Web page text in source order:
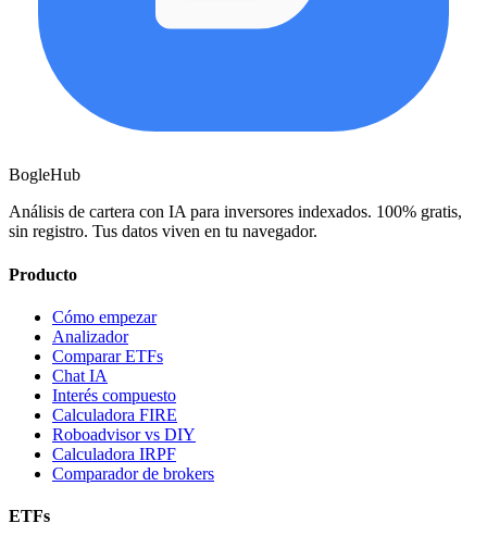
BogleHub
Análisis de cartera con IA para inversores indexados. 100% gratis,
sin registro. Tus datos viven en tu navegador.
Producto
Cómo empezar
Analizador
Comparar ETFs
Chat IA
Interés compuesto
Calculadora FIRE
Roboadvisor vs DIY
Calculadora IRPF
Comparador de brokers
ETFs